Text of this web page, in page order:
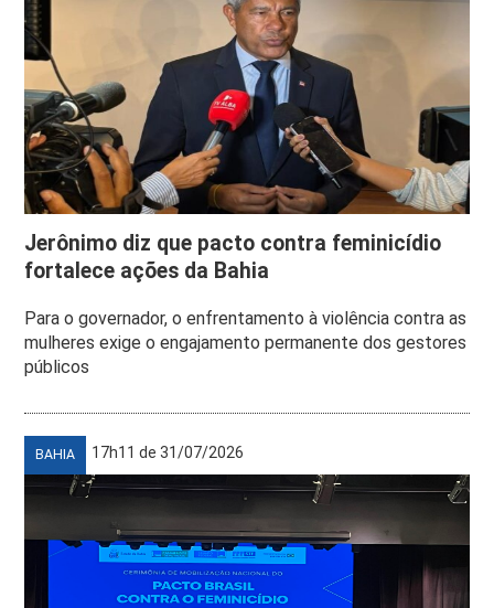
Jerônimo diz que pacto contra feminicídio
fortalece ações da Bahia
Para o governador, o enfrentamento à violência contra as
mulheres exige o engajamento permanente dos gestores
públicos
BAHIA 17h11 de 31/07/2026